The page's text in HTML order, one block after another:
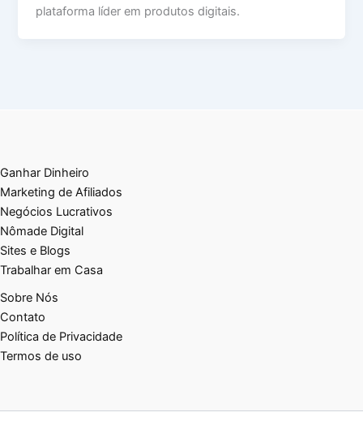
plataforma líder em produtos digitais.
Ganhar Dinheiro
Marketing de Afiliados
Negócios Lucrativos
Nômade Digital
Sites e Blogs
Trabalhar em Casa
Sobre Nós
Contato
Política de Privacidade
Termos de uso